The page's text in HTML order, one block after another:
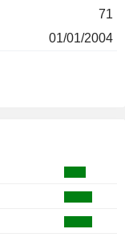
71
01/01/2004